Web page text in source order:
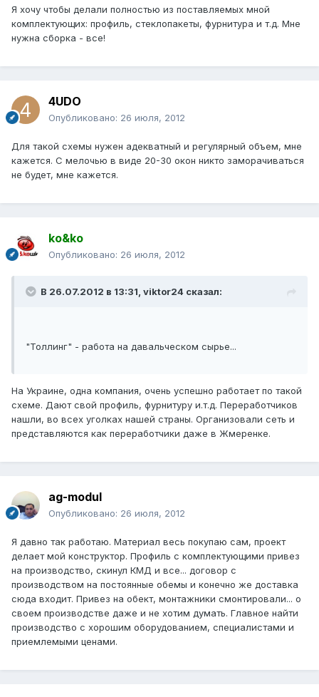
Я хочу чтобы делали полностью из поставляемых мной
комплектующих: профиль, стеклопакеты, фурнитура и т.д. Мне
нужна сборка - все!
4UDO
Опубликовано: 26 июля, 2012
Для такой схемы нужен адекватный и регулярный объем, мне
кажется. С мелочью в виде 20-30 окон никто заморачиваться
не будет, мне кажется.
ko&ko
Опубликовано: 26 июля, 2012
В 26.07.2012 в 13:31, viktor24 сказал:
"Толлинг" - работа на давальческом сырье...
На Украине, одна компания, очень успешно работает по такой
схеме. Дают свой профиль, фурнитуру и.т.д. Переработчиков
нашли, во всех уголках нашей страны. Организовали сеть и
представляются как переработчики даже в Жмеренке.
ag-modul
Опубликовано: 26 июля, 2012
Я давно так работаю. Материал весь покупаю сам, проект
делает мой конструктор. Профиль с комплектующими привез
на производство, скинул КМД и все... договор с
производством на постоянные обемы и конечно же доставка
сюда входит. Привез на обект, монтажники смонтировали... о
своем производстве даже и не хотим думать. Главное найти
производство с хорошим оборудованием, специалистами и
приемлемыми ценами.